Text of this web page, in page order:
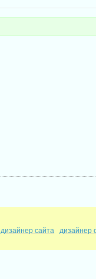
дизайнер сайта дизайнер